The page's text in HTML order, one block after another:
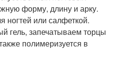
форму, длину и арку.
ногтей или салфеткой.
гель, запечатываем торцы
полимеризуется в